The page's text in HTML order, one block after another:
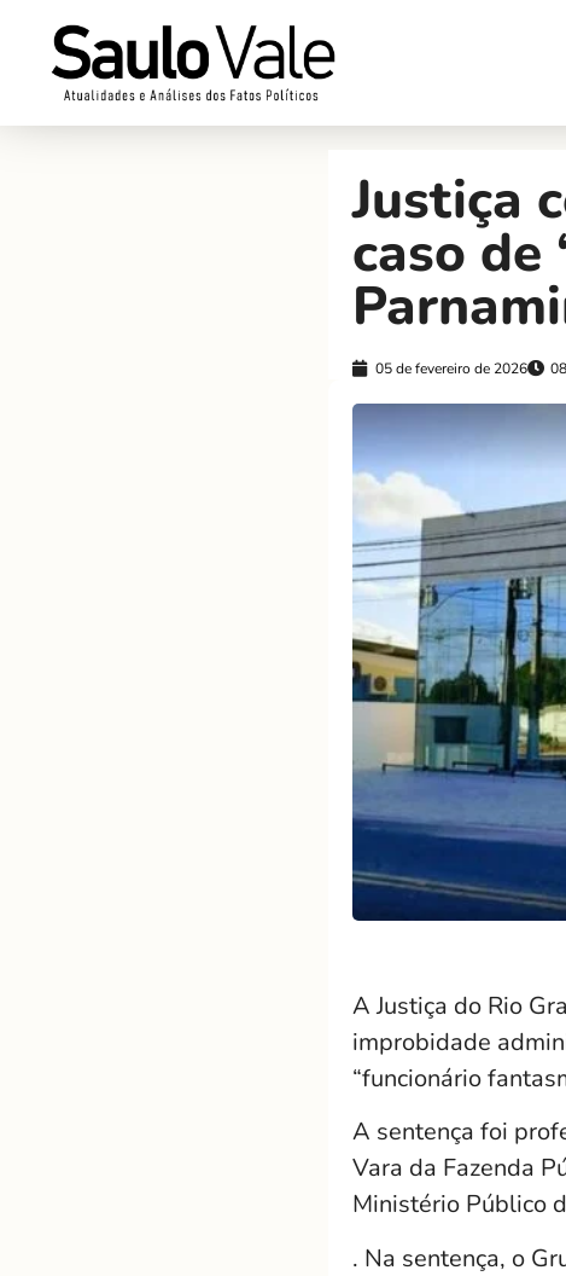
Justiça
caso de
05 de fevereiro de 2026
A Justiça do Rio
improbidade
“funcionário
A sentença foi
Vara da Fazenda
Ministério Público
. Na sentença, o